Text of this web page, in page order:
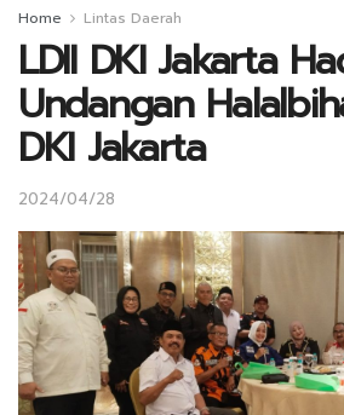
Home Lintas Daerah
LDII DKI Jakarta
Undangan
DKI Jakarta
2024/04/28